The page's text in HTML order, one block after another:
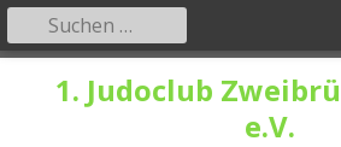
1. Judoclub
e.V.
Primäres
Menü
Suchen
nach: